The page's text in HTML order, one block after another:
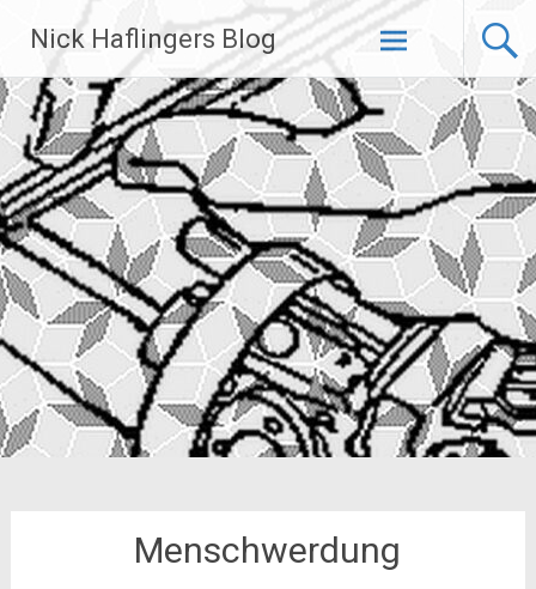
Inhalt
springen
Nick Haflingers Blog
Menschwerdung